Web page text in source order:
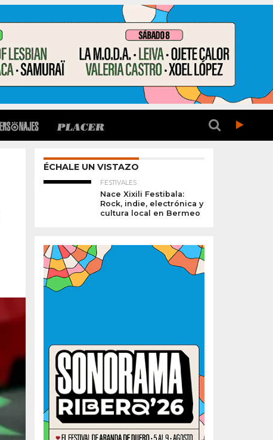
ÉCHALE UN VISTAZO
FESTIVALES
Nace Xixili Festibala:
Rock, indie, electrónica y
cultura local en Bermeo